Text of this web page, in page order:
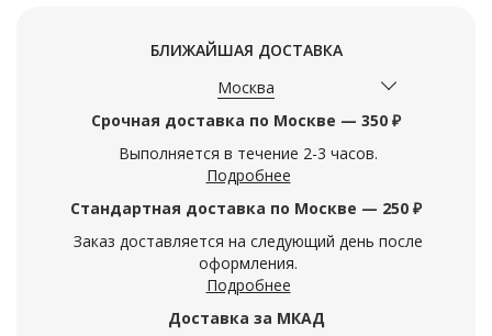
БЛИЖАЙШАЯ ДОСТАВКА
Москва
Срочная доставка по Москве — 350 ₽
Выполняется в течение 2-3 часов.
Подробнее
Стандартная доставка по Москве — 250 ₽
Заказ доставляется на следующий день после
оформления.
Подробнее
Доставка за МКАД